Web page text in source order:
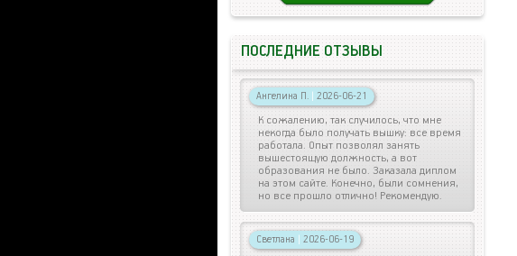
ПОСЛЕДНИЕ ОТЗЫВЫ
Ангелина П. | 2026-06-21
К сожалению, так случилось, что мне
некогда было получать вышку: все время
работала. Опыт позволял занять
вышестоящую должность, а вот
образования не было. Заказала диплом
на этом сайте. Конечно, были сомнения,
но все прошло отлично! Рекомендую.
Светлана | 2026-06-19